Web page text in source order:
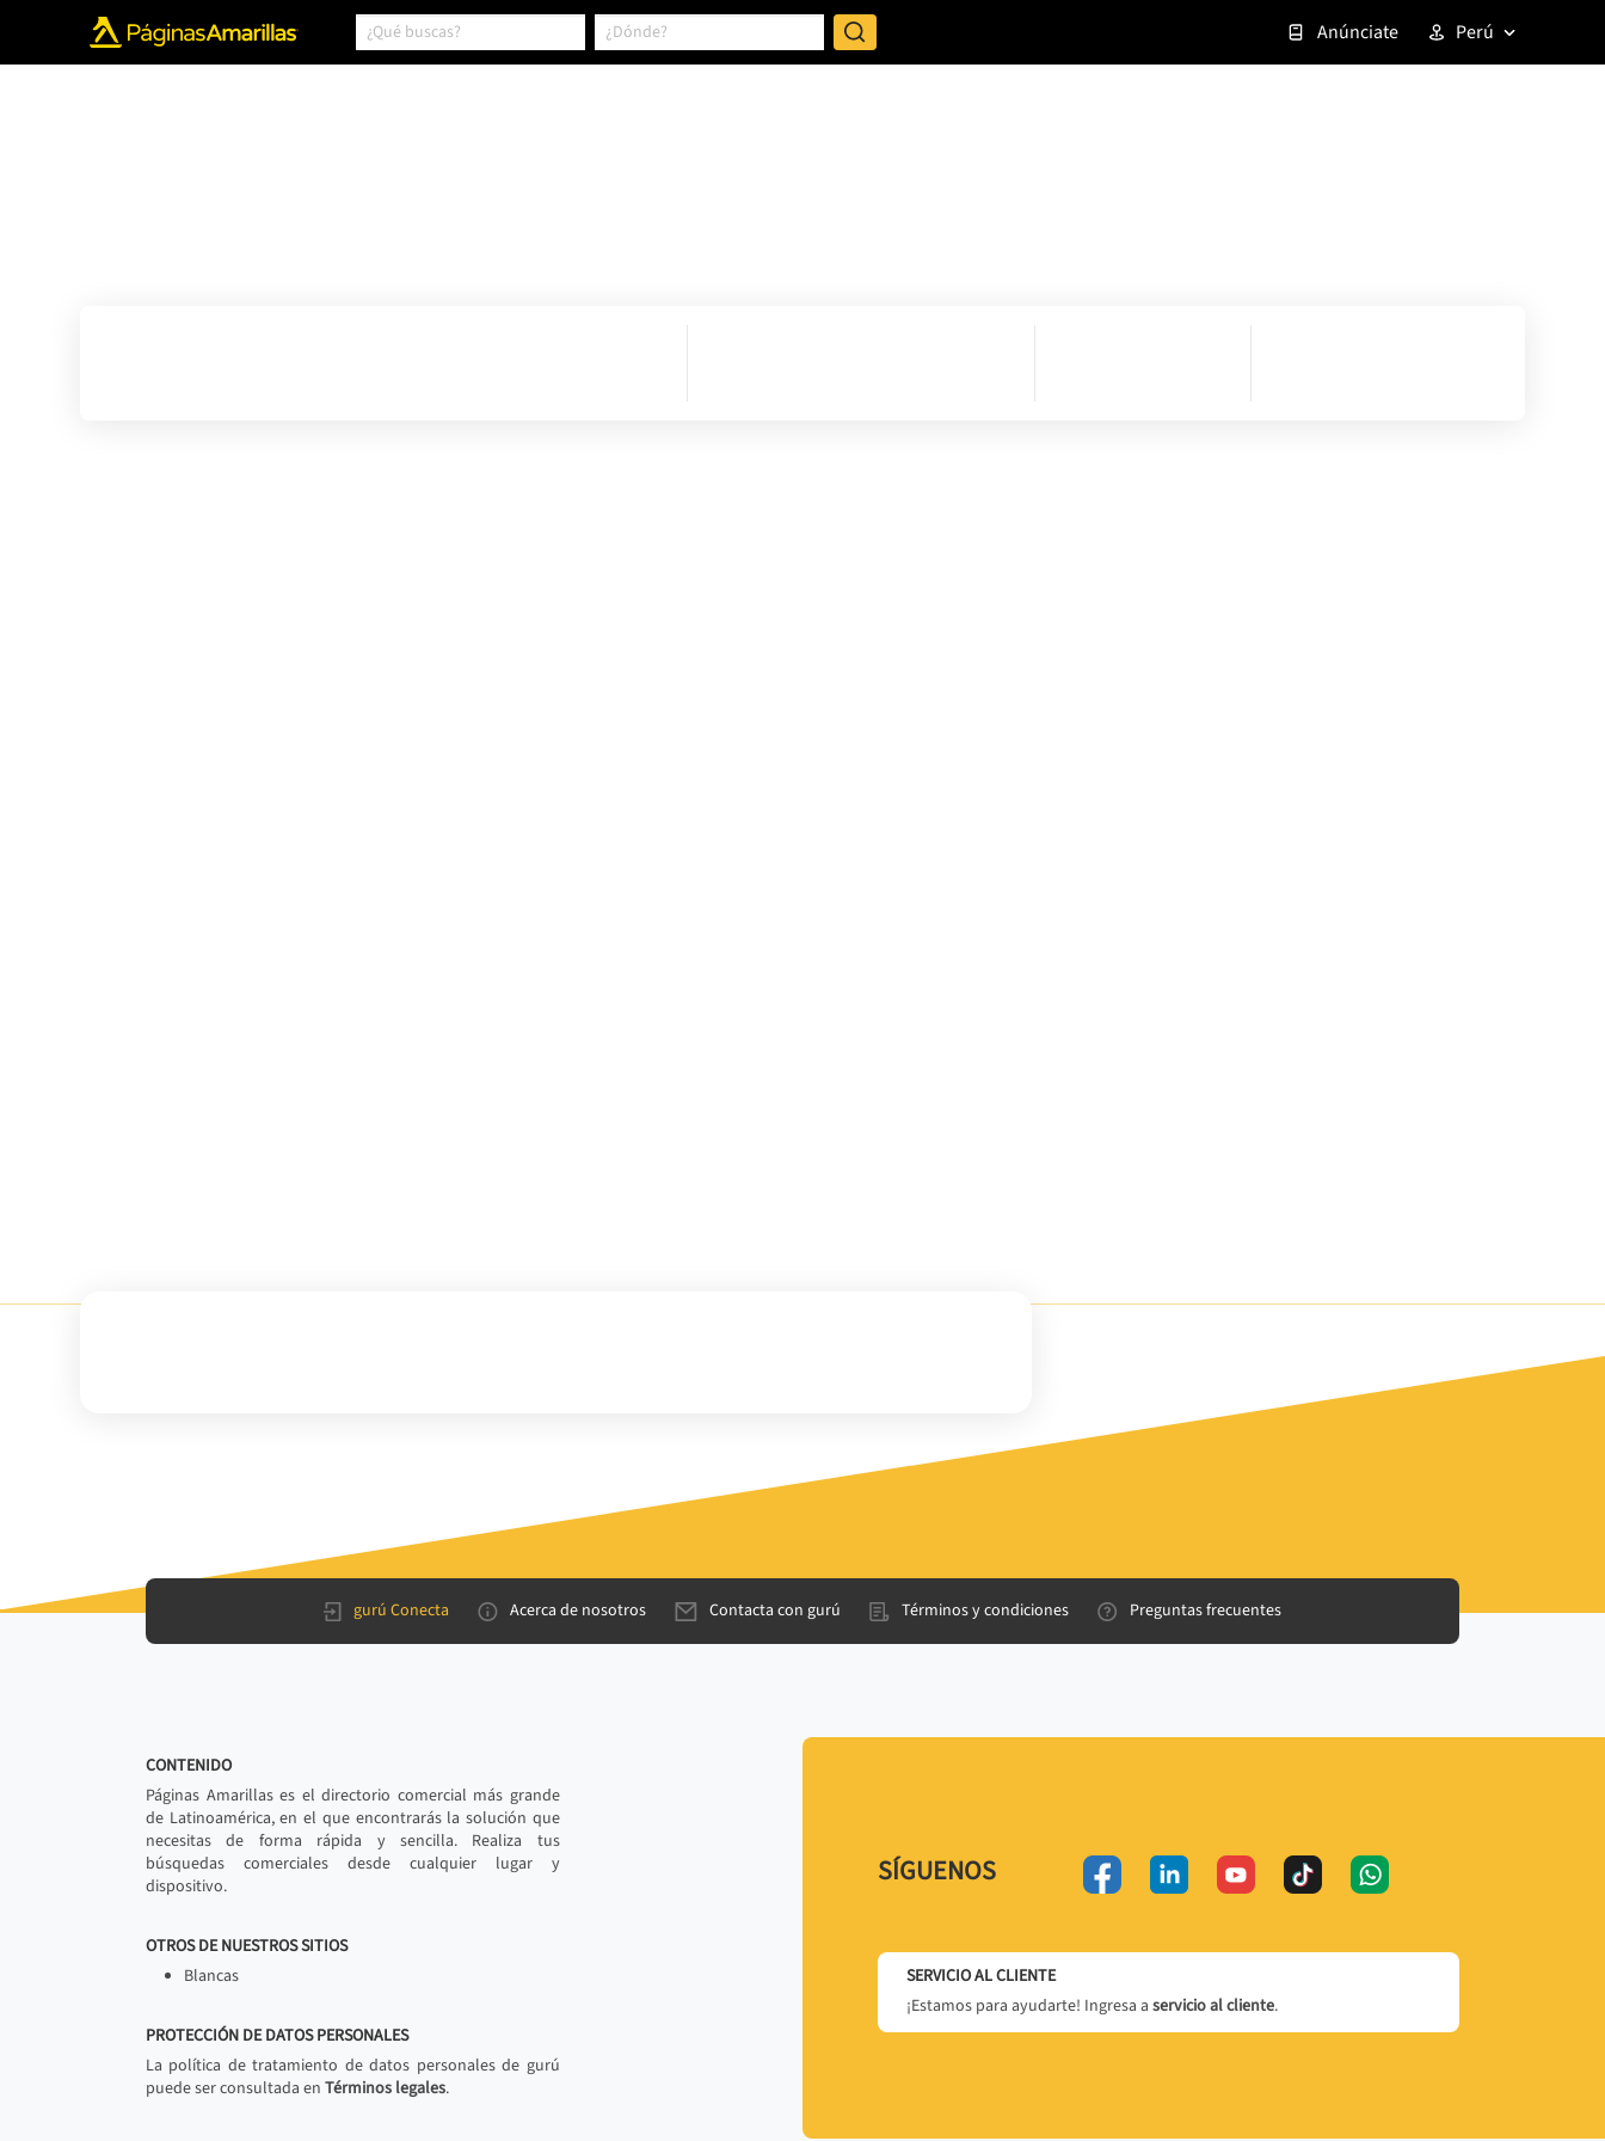
Anúnciate Perú
gurú Conecta Acerca de nosotros Contacta con gurú Términos y condiciones Preguntas frecuentes
CONTENIDO
Páginas Amarillas es el directorio comercial más grande
de Latinoamérica, en el que encontrarás la solución que
necesitas de forma rápida y sencilla. Realiza tus
búsquedas comerciales desde cualquier lugar y
dispositivo.
OTROS DE NUESTROS SITIOS
Blancas
PROTECCIÓN DE DATOS PERSONALES
La política de tratamiento de datos personales de gurú
puede ser consultada en Términos legales.
SÍGUENOS
SERVICIO AL CLIENTE
¡Estamos para ayudarte! Ingresa a servicio al cliente.